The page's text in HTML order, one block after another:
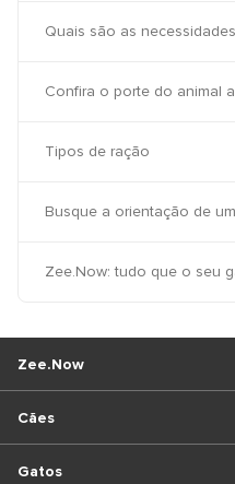
Quais são as
Confira o porte do animal
Tipos de ração
Busque a orientação de
Zee.Now: tudo que o seu
Cães
Gatos
Zee.Now